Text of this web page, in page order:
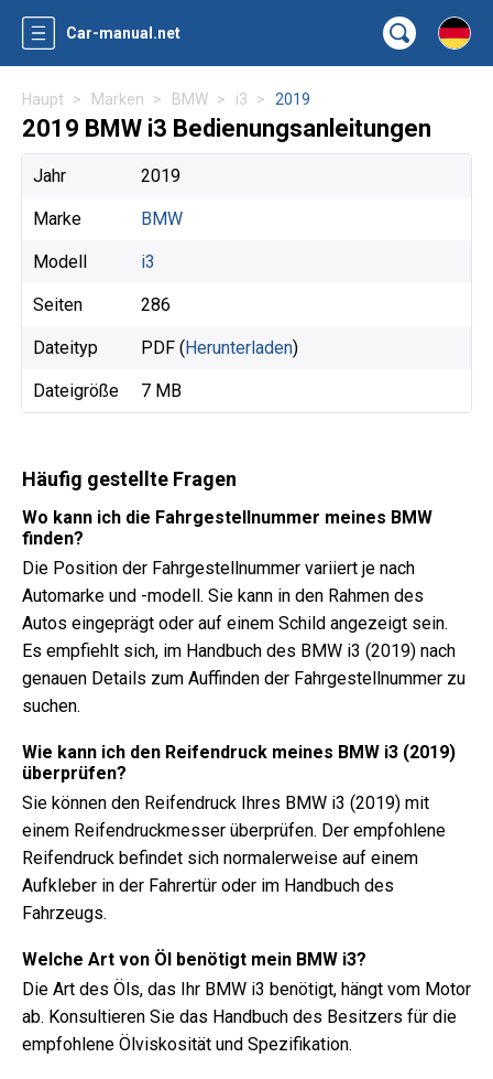
Car-manual.net
Haupt Marken BMW i3 2019
2019 BMW i3 Bedienungsanleitungen
Jahr 2019
Marke BMW
Modell i3
Seiten 286
Dateityp PDF (Herunterladen)
Dateigröße 7 MB
Häufig gestellte Fragen
Wo kann ich die Fahrgestellnummer meines BMW
finden?
Die Position der Fahrgestellnummer variiert je nach
Automarke und -modell. Sie kann in den Rahmen des
Autos eingeprägt oder auf einem Schild angezeigt sein.
Es empfiehlt sich, im Handbuch des BMW i3 (2019) nach
genauen Details zum Auffinden der Fahrgestellnummer zu
suchen.
Wie kann ich den Reifendruck meines BMW i3 (2019)
überprüfen?
Sie können den Reifendruck Ihres BMW i3 (2019) mit
einem Reifendruckmesser überprüfen. Der empfohlene
Reifendruck befindet sich normalerweise auf einem
Aufkleber in der Fahrertür oder im Handbuch des
Fahrzeugs.
Welche Art von Öl benötigt mein BMW i3?
Die Art des Öls, das Ihr BMW i3 benötigt, hängt vom Motor
ab. Konsultieren Sie das Handbuch des Besitzers für die
empfohlene Ölviskosität und Spezifikation.